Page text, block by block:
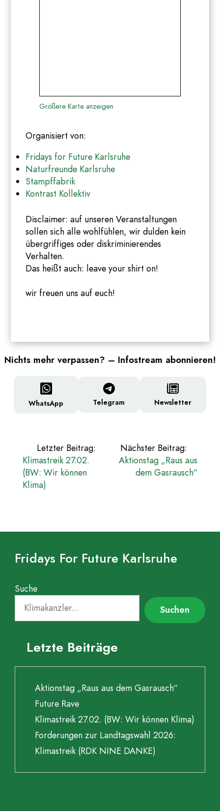
Größere Karte anzeigen
Organisiert von:
Fridays for Future Karlsruhe
Naturfreunde Karlsruhe
Stampffabrik
Kontrast Kollektiv
Disclaimer: auf unseren Veranstaltungen
sollen sich alle wohlfühlen, wir dulden kein
übergriffiges oder diskriminierendes
Verhalten.
Das heißt auch: leave your shirt on!
wir freuen uns auf euch!
Nichts mehr verpassen? – Infostream abonnieren!
WhatsApp Telegram Newsletter
Beitragsnavigation
Letzter Beitrag:
Klimastreik 27.02.
(BW: Wir können
Klima)
Nächster Beitrag:
Aktionstag „Raus aus
dem Gasrausch“
Fridays For Future Karlsruhe
Suche
Suchen
Letzte Beiträge
Aktionstag „Raus aus dem Gasrausch“
Future Rave
Klimastreik 27.02. (BW: Wir können Klima)
Forderungen zur Landtagswahl 2026:
Klimastreik (RDK NINE DANKE)